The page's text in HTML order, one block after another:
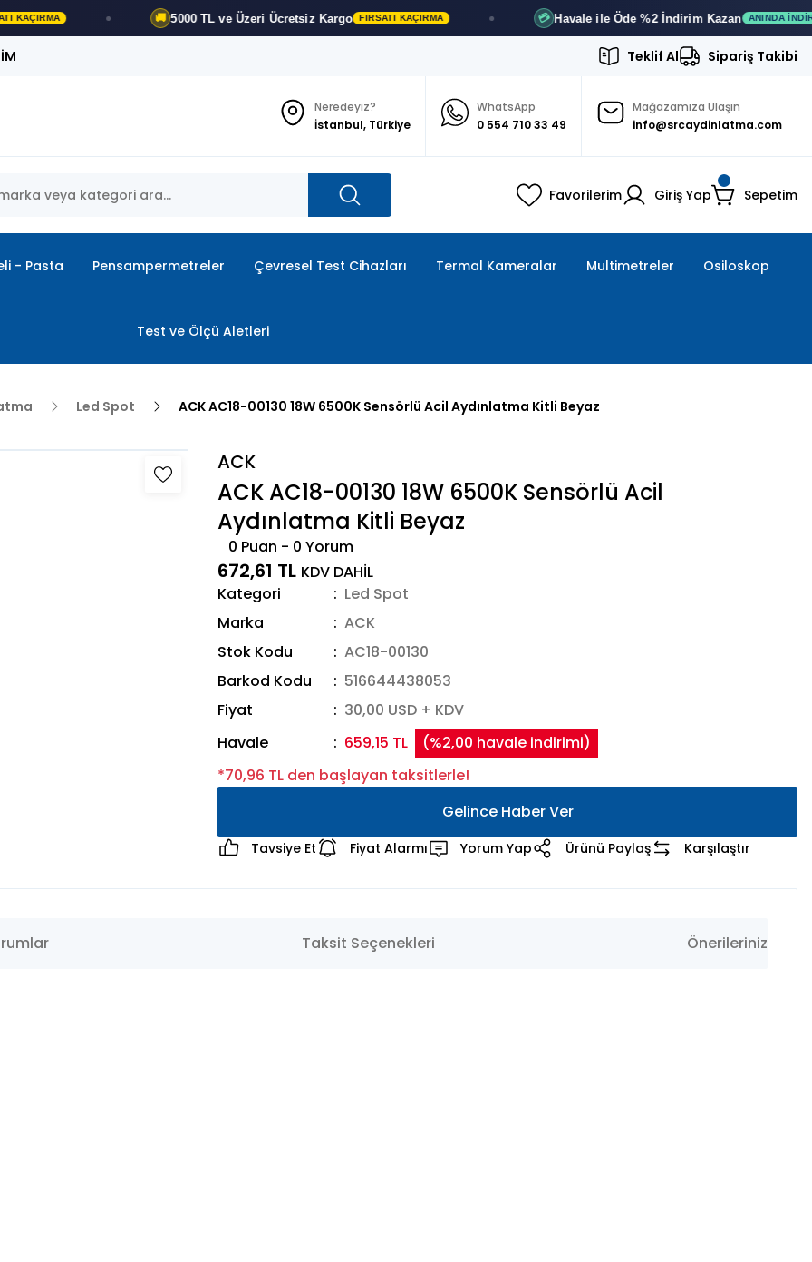
🚚 5000 TL ve ÜzeriÜcretsiz Kargo FIRSATI KAÇIRMA 💳 Havale ile Öde %2 İndirimKazan ANINDA İNDIRIM
Teklif Al Sipariş Takibi
Neredeyiz?
İstanbul, Türkiye
WhatsApp
0 554 710 33 49
Mağazamıza Ulaşın
info@srcaydinlatma.com
Favorilerim Giriş Yap Sepetim
- Pasta Pensampermetreler Çevresel Test Cihazları Termal Kameralar Multimetreler Osiloskop
Test ve Ölçü Aletleri
Led Spot ACK AC18-00130 18W 6500K Sensörlü Acil Aydınlatma Kitli Beyaz
ACK
ACK AC18-00130 18W 6500K Sensörlü Acil
Aydınlatma Kitli Beyaz
0 Puan - 0 Yorum
672,61 TL KDV DAHİL
Kategori
Led Spot
Marka
ACK
Stok Kodu
AC18-00130
Barkod Kodu
516644438053
Fiyat
30,00 USD + KDV
Havale
659,15 TL
(%2,00 havale indirimi)
*70,96 TL den başlayan taksitlerle!
Gelince Haber Ver
Tavsiye Et Fiyat Alarmı Yorum Yap Ürünü Paylaş Karşılaştır
Taksit Seçenekleri Önerileriniz